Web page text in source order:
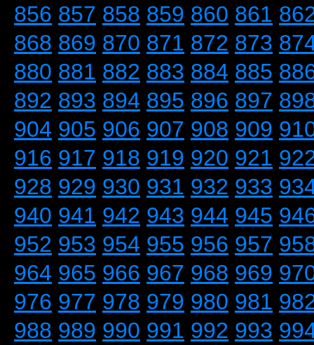
856 857 858 859 860 861
868 869 870 871 872 873
880 881 882 883 884 885
892 893 894 895 896 897
904 905 906 907 908 909
916 917 918 919 920 921
928 929 930 931 932 933
940 941 942 943 944 945
952 953 954 955 956 957
964 965 966 967 968 969
976 977 978 979 980 981
988 989 990 991 992 993